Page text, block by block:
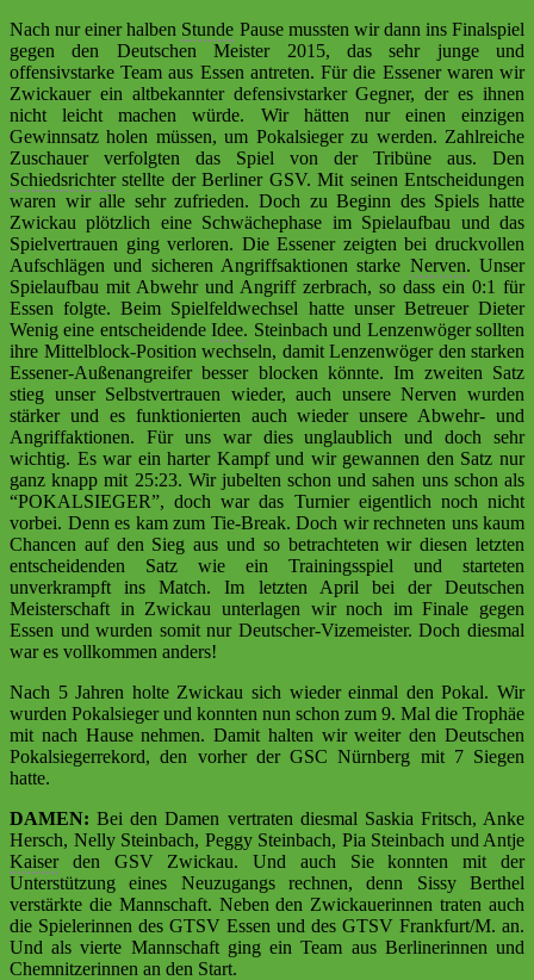
Nach nur einer halben Stunde Pause mussten wir dann ins Finalspiel
gegen den Deutschen Meister 2015, das sehr junge und
offensivstarke Team aus Essen antreten. Für die Essener waren wir
Zwickauer ein altbekannter defensivstarker Gegner, der es ihnen
nicht leicht machen würde. Wir hätten nur einen einzigen
Gewinnsatz holen müssen, um Pokalsieger zu werden. Zahlreiche
Zuschauer verfolgten das Spiel von der Tribüne aus. Den
Schiedsrichterstellte der Berliner GSV. Mit seinen Entscheidungen
waren wir alle sehr zufrieden. Doch zu Beginn des Spiels hatte
Zwickau plötzlich eine Schwächephase im Spielaufbau und das
Spielvertrauen ging verloren. Die Essener zeigten bei druckvollen
Aufschlägen und sicheren Angriffsaktionen starke Nerven. Unser
Spielaufbau mit Abwehr und Angriff zerbrach, so dass ein 0:1 für
Essen folgte. Beim Spielfeldwechsel hatte unser Betreuer Dieter
Wenig eine entscheidendeIdee. Steinbach und Lenzenwöger sollten
ihre Mittelblock-Position wechseln, damit Lenzenwöger den starken
Essener-Außenangreifer besser blocken könnte. Im zweiten Satz
stieg unser Selbstvertrauen wieder, auch unsere Nerven wurden
stärker und es funktionierten auch wieder unsere Abwehr- und
Angriffaktionen. Für uns war dies unglaublich und doch sehr
wichtig. Es war ein harter Kampf und wir gewannen den Satz nur
ganz knapp mit 25:23. Wir jubelten schon und sahen uns schon als
“POKALSIEGER”, doch war das Turnier eigentlich noch nicht
vorbei. Denn es kam zum Tie-Break. Doch wir rechneten uns kaum
Chancen auf den Sieg aus und so betrachteten wir diesen letzten
entscheidenden Satz wie ein Trainingsspiel und starteten
unverkrampft ins Match. Im letzten April bei der Deutschen
Meisterschaft in Zwickau unterlagen wir noch im Finale gegen
Essen und wurden somit nur Deutscher-Vizemeister. Doch diesmal
war es vollkommen anders!
Nach 5 Jahren holte Zwickau sich wieder einmal den Pokal. Wir
wurden Pokalsieger und konnten nun schon zum 9. Mal die Trophäe
mit nach Hause nehmen. Damit halten wir weiter den Deutschen
Pokalsiegerrekord, den vorher der GSC Nürnberg mit 7 Siegen
hatte.
DAMEN: Bei den Damen vertraten diesmal Saskia Fritsch, Anke
Hersch, Nelly Steinbach, Peggy Steinbach, Pia Steinbach und Antje
Kaiserden GSV Zwickau. Und auch Sie konnten mit der
Unterstützung eines Neuzugangs rechnen, denn Sissy Berthel
verstärkte die Mannschaft. Neben den Zwickauerinnen traten auch
die Spielerinnen des GTSV Essen und des GTSV Frankfurt/M. an.
Und als vierte Mannschaft ging ein Team aus Berlinerinnen und
Chemnitzerinnen an den Start.